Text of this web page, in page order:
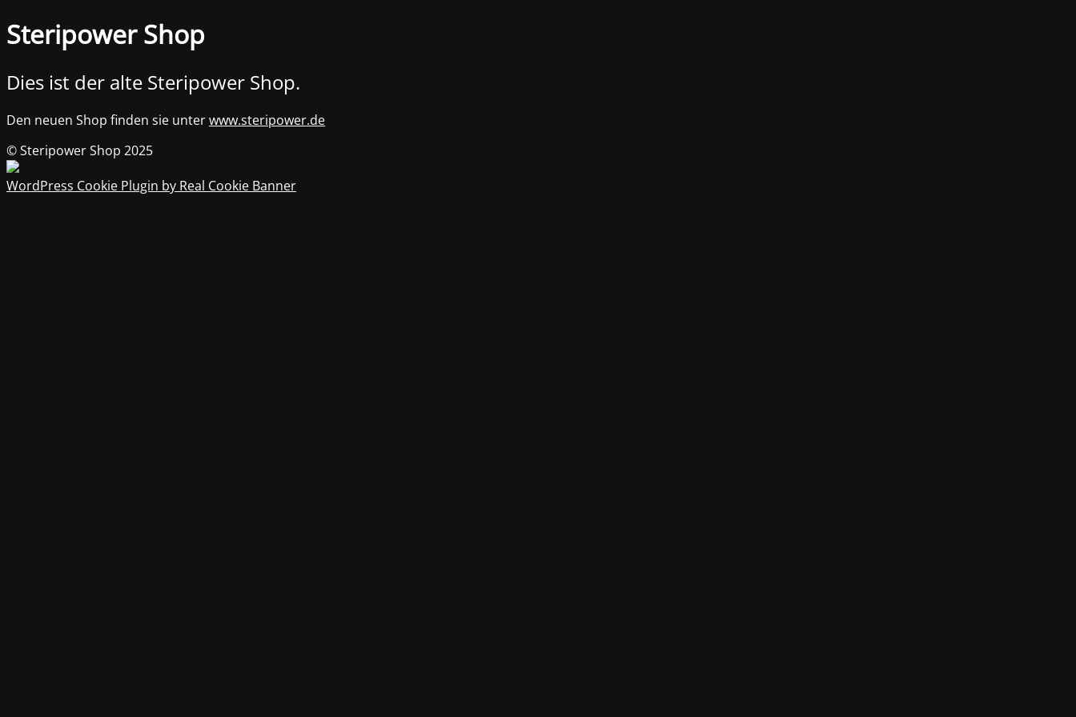
Steripower Shop
Dies ist der alte Steripower Shop.
Den neuen Shop finden sie unterwww.steripower.de
© Steripower Shop 2025
WordPress Cookie Plugin by Real Cookie Banner